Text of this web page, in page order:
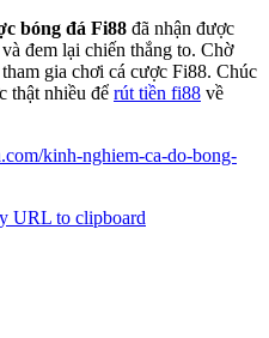
bóng đá Fi88 đã nhận được
đem lại chiến thắng to. Chờ
gia chơi cá cược Fi88. Chúc
thật nhiều để rút tiền fi88 về
kinh-nghiem-ca-do-bong-
URL to clipboard